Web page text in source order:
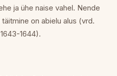
ja ühe naise vahel. Nende
on abielu alus (vrd.
1644).